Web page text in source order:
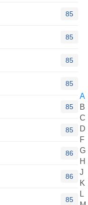
85
85
85
85
85
85
86
86
85
A
B
C
D
F
G
H
J
K
L